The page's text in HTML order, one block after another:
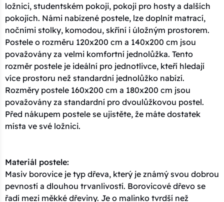
ložnici, studentském pokoji, pokoji pro hosty a dalších
pokojích. Námi nabízené postele, lze doplnit matrací,
nočními stolky, komodou, skříní i úložným prostorem.
Postele o rozměru 120x200 cm a 140x200 cm jsou
považovány za velmi komfortní jednolůžka. Tento
rozměr postele je ideální pro jednotlivce, kteří hledají
více prostoru než standardní jednolůžko nabízí.
Rozměry postele 160x200 cm a 180x200 cm jsou
považovány za standardní pro dvoulůžkovou postel.
Před nákupem postele se ujistěte, že máte dostatek
místa ve své ložnici.
Materiál postele:
Masiv borovice je typ dřeva, který je známý svou dobrou
pevností a dlouhou trvanlivostí. Borovicové dřevo se
řadí mezi měkké dřeviny. Je o malinko tvrdší než